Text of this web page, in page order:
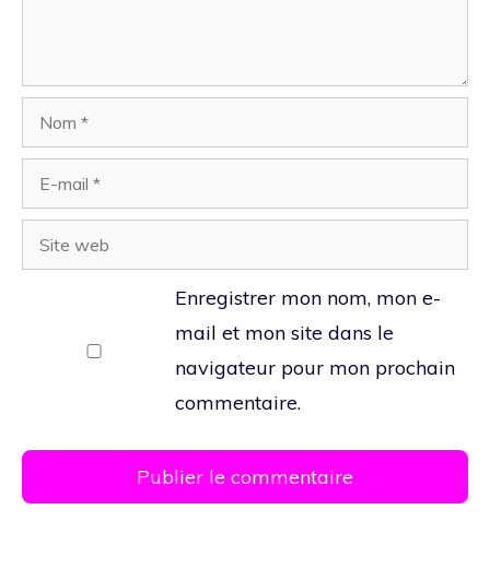
Nom
mail
Site
web
Enregistrer mon nom, mon e-
mail et mon site dans le
navigateur pour mon prochain
commentaire.